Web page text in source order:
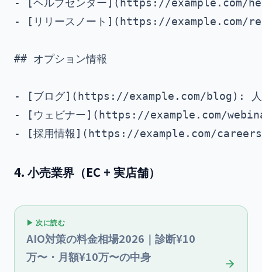
- [ヘルプセンター](https://example.com/
- [リリースノート](https://example.com/
## オプション情報
- [ブログ](https://example.com/blog): 人事
- [ウェビナー](https://example.com/
4. 小売業界（EC + 実店舗）
▶ 次に読む
AIO対策の料金相場2026｜診断¥10
万〜・月額¥10万〜の中身